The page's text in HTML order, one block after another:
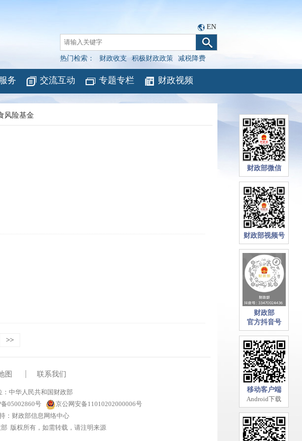
EN
热门检索： 财政收支 积极财政政策 减税降费
务 交流互动 专题专栏 财政视频
风险基金
>>
图 联系我们
：中华人民共和国财政部
05002860号
京公网安备11010202000006号
：财政部信息网络中心
版权所有，如需转载，请注明来源
财政部微信
财政部视频号
财政部
官方抖音号
移动客户端
Android下载